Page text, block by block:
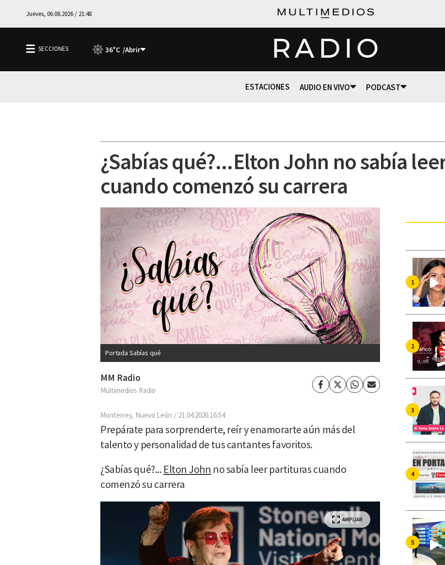
Jueves, 06.08.2026 / 21:48
36°C RADIO
ESTACIONES AUDIO EN VIVO PODCAST
¿Sabías qué?...Elton John no sabía
cuando comenzó su carrera
Portada Sabías qué
MM Radio
Multimedios Radio Facebook
TwitterWhatsapp
Enviar
Monterrey, Nuevo León 21.04.2026 16:54
Prepárate para sorprenderte, reír y enamorarte aún más del
talento y personalidad de tus cantantes favoritos.
¿Sabías qué?... Elton John no sabía leer partituras cuando
comenzó su carrera
AMPLIAR